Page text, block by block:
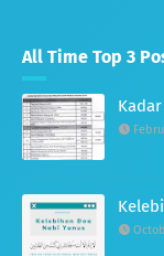
All Time Top 3